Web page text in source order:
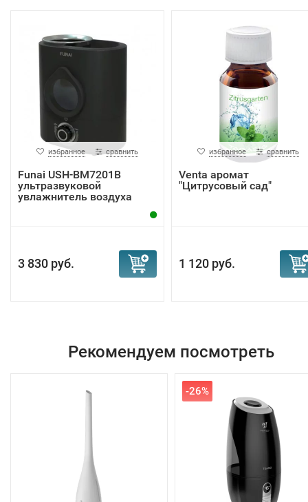
избранное сравнить
Funai USH-BM7201B
ультразвуковой
увлажнитель воздуха
3 830 руб.
избранное сравнить
Venta аромат
"Цитрусовый сад"
1 120 руб.
Рекомендуем посмотреть
-26%